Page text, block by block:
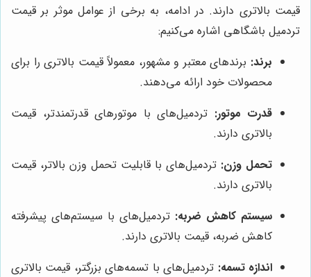
قیمت بالاتری دارند. در ادامه، به برخی از عوامل موثر بر قیمت
تردمیل باشگاهی اشاره می‌کنیم:
برند: برندهای معتبر و مشهور، معمولاً قیمت بالاتری را برای
محصولات خود ارائه می‌دهند.
قدرت موتور: تردمیل‌های با موتورهای قدرتمندتر، قیمت
بالاتری دارند.
تحمل وزن: تردمیل‌های با قابلیت تحمل وزن بالاتر، قیمت
بالاتری دارند.
سیستم کاهش ضربه: تردمیل‌های با سیستم‌های پیشرفته
کاهش ضربه، قیمت بالاتری دارند.
اندازه تسمه: تردمیل‌های با تسمه‌های بزرگتر، قیمت بالاتری